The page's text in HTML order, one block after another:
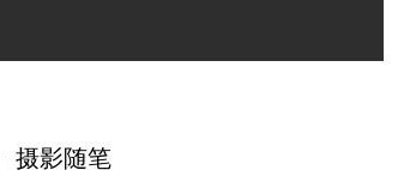
摄影随笔